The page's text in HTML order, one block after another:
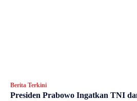
Berita Terkini
Presiden Prabowo Ingatkan TNI